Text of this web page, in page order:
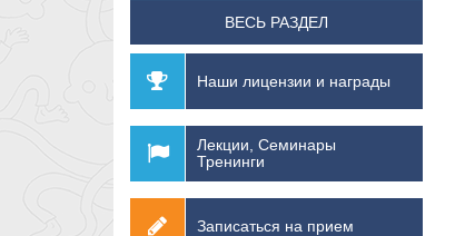
ВЕСЬ РАЗДЕЛ
Наши лицензии и награды
Лекции, Семинары
Тренинги
Записаться на прием